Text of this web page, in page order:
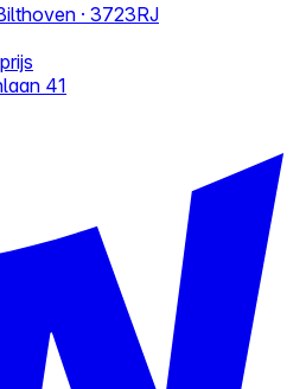
· 3723RJ